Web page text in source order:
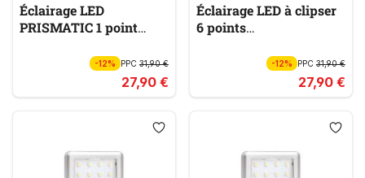
Éclairage LED
PRISMATIC 1 point
-12% PPC 31,90 €
27,90 €
Éclairage LED à clipser
6 points
-12% PPC31,90 €
27,90 €